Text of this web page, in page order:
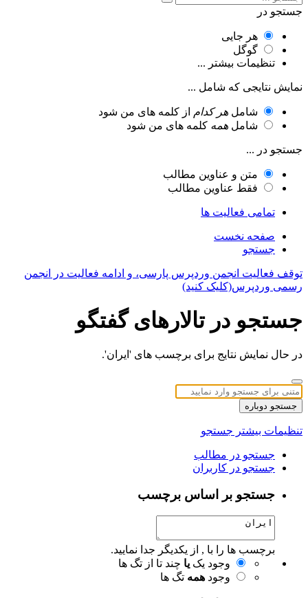
جستجو در
هر جایی
گوگل
تنظیمات بیشتر ...
نمایش نتایجی که شامل ...
شامل هر کدام از کلمه های من شود
شامل همه کلمه های من شود
جستجو در ...
متن و عناوین مطالب
فقط عناوین مطالب
تمامی فعالیت ها
صفحه نخست
جستجو
توقف فعالیت انجمن وردپرس پارسی، و ادامه فعالیت در انجمن
رسمی وردپرس(کلیک کنید)
جستجو در تالارهای گفتگو
در حال نمایش نتایج برای برچسب های 'ایران'.
جستجو دوباره
تنظیمات بیشتر جستجو
جستجو در مطالب
جستجو در کاربران
جستجو بر اساس برچسب
برچسب ها را با , از یکدیگر جدا نمایید.
وجود یک یا چند تا از تگ ها
وجود همه تگ ها